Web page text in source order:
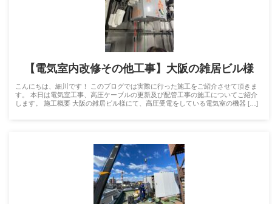
【電気室内改修その他工事】大阪の雑居ビル様
こんにちは、細川です！ このブログでは実際に行った施工をご紹介させて頂きま
す。 本日は電気室工事、高圧ケーブルの更新及び配管工事の施工についてご紹介
します。 施工概要 大阪の雑居ビル様にて、高圧受電をしている電気室の機器 […]